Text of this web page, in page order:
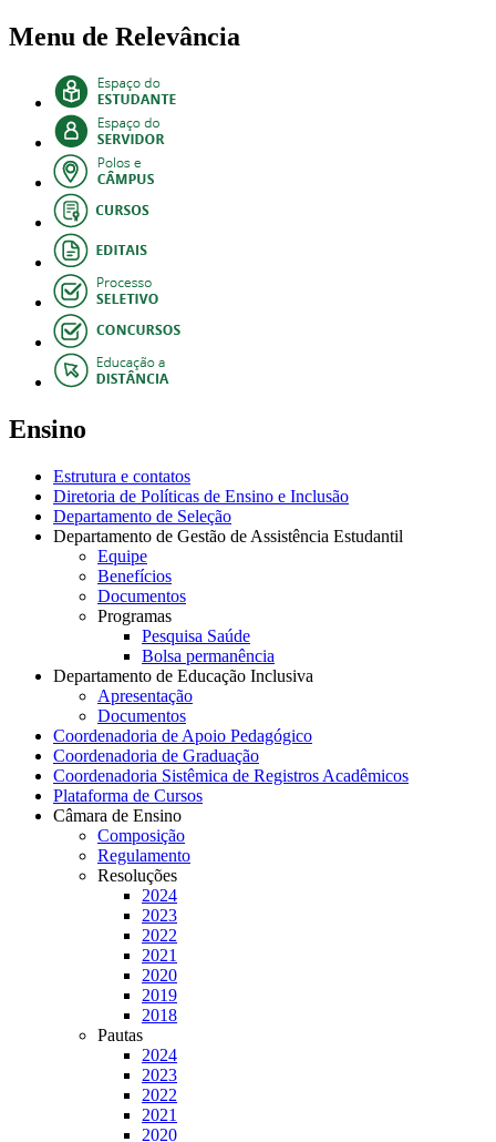
Menu de Relevância
Ensino
Estrutura e contatos
Diretoria de Políticas de Ensino e Inclusão
Departamento de Seleção
Departamento de Gestão de Assistência Estudantil
Equipe
Benefícios
Documentos
Programas
Pesquisa Saúde
Bolsa permanência
Departamento de Educação Inclusiva
Apresentação
Documentos
Coordenadoria de Apoio Pedagógico
Coordenadoria de Graduação
Coordenadoria Sistêmica de Registros Acadêmicos
Plataforma de Cursos
Câmara de Ensino
Composição
Regulamento
Resoluções
2024
2023
2022
2021
2020
2019
2018
Pautas
2024
2023
2022
2021
2020